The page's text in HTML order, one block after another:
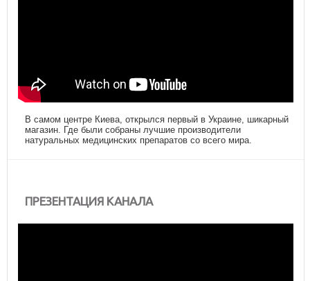
В самом центре Киева, открылся первый в Украине, шикарный
магазин. Где были собраны лучшие производители
натуральных медицинских препаратов со всего мира.
ПРЕЗЕНТАЦИЯ КАНАЛА